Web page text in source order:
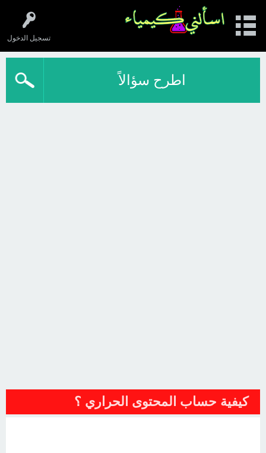
تسجيل الدخول
اطرح سؤالاً
كيفية حساب المحتوى الحراري ؟